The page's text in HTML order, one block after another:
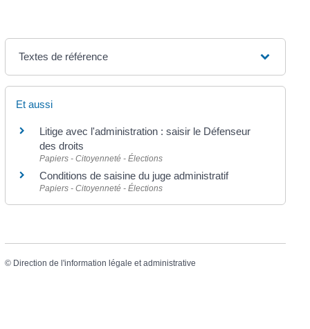
Textes de référence
Et aussi
Litige avec l'administration : saisir le Défenseur
des droits
Papiers - Citoyenneté - Élections
Conditions de saisine du juge administratif
Papiers - Citoyenneté - Élections
© Direction de l'information légale et administrative